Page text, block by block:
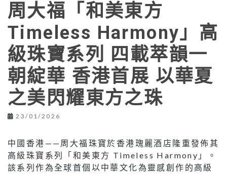
周大福「和美東方
Timeless Harmony」高
級珠寶系列 四載萃韻一
朝綻華 香港首展 以華夏
之美閃耀東方之珠
23/01/2026
中國香港——周大福珠寶於香港瑰麗酒店隆重發佈其
高級珠寶系列「和美東方 Timeless Harmony」。
該系列作為全球首個以中華文化為靈感創作的高級